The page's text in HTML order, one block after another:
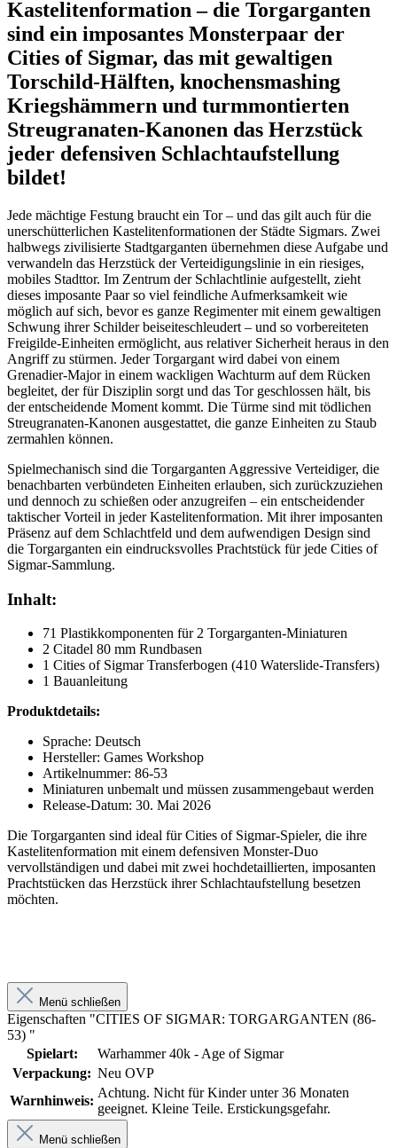
Kastelitenformation – die Torgarganten
sind ein imposantes Monsterpaar der
Cities of Sigmar, das mit gewaltigen
Torschild-Hälften, knochensmashing
Kriegshämmern und turmmontierten
Streugranaten-Kanonen das Herzstück
jeder defensiven Schlachtaufstellung
bildet!
Jede mächtige Festung braucht ein Tor – und das gilt auch für die
unerschütterlichen Kastelitenformationen der Städte Sigmars. Zwei
halbwegs zivilisierte Stadtgarganten übernehmen diese Aufgabe und
verwandeln das Herzstück der Verteidigungslinie in ein riesiges,
mobiles Stadttor. Im Zentrum der Schlachtlinie aufgestellt, zieht
dieses imposante Paar so viel feindliche Aufmerksamkeit wie
möglich auf sich, bevor es ganze Regimenter mit einem gewaltigen
Schwung ihrer Schilder beiseiteschleudert – und so vorbereiteten
Freigilde-Einheiten ermöglicht, aus relativer Sicherheit heraus in den
Angriff zu stürmen. Jeder Torgargant wird dabei von einem
Grenadier-Major in einem wackligen Wachturm auf dem Rücken
begleitet, der für Disziplin sorgt und das Tor geschlossen hält, bis
der entscheidende Moment kommt. Die Türme sind mit tödlichen
Streugranaten-Kanonen ausgestattet, die ganze Einheiten zu Staub
zermahlen können.
Spielmechanisch sind die Torgarganten Aggressive Verteidiger, die
benachbarten verbündeten Einheiten erlauben, sich zurückzuziehen
und dennoch zu schießen oder anzugreifen – ein entscheidender
taktischer Vorteil in jeder Kastelitenformation. Mit ihrer imposanten
Präsenz auf dem Schlachtfeld und dem aufwendigen Design sind
die Torgarganten ein eindrucksvolles Prachtstück für jede Cities of
Sigmar-Sammlung.
Inhalt:
71 Plastikkomponenten für 2 Torgarganten-Miniaturen
2 Citadel 80 mm Rundbasen
1 Cities of Sigmar Transferbogen (410 Waterslide-Transfers)
1 Bauanleitung
Produktdetails:
Sprache: Deutsch
Hersteller: Games Workshop
Artikelnummer: 86-53
Miniaturen unbemalt und müssen zusammengebaut werden
Release-Datum: 30. Mai 2026
Die Torgarganten sind ideal für Cities of Sigmar-Spieler, die ihre
Kastelitenformation mit einem defensiven Monster-Duo
vervollständigen und dabei mit zwei hochdetaillierten, imposanten
Prachtstücken das Herzstück ihrer Schlachtaufstellung besetzen
möchten.
Menü schließen
Eigenschaften "CITIES OF SIGMAR: TORGARGANTEN (86-
53) "
Spielart:
Warhammer 40k - Age of Sigmar
Verpackung: Neu OVP
Warnhinweis:
Achtung. Nicht für Kinder unter 36 Monaten
geeignet. Kleine Teile. Erstickungsgefahr.
Menü schließen